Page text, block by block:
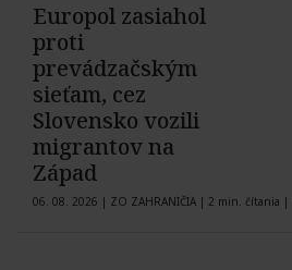
Europol zasiahol
proti
prevádzačským
sieťam, cez
Slovensko vozili
migrantov na
Západ
06. 08. 2026 | ZO ZAHRANIČIA | 2 min. čítania |